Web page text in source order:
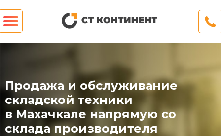
Продажа и обслуживание
складской техники
в Махачкале напрямую со
склада производителя